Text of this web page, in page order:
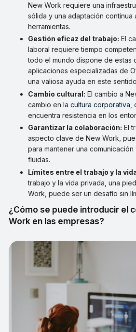
New Work requiere una
sólida y una adaptación continua
herramientas.
Gestión eficaz del trabajo: El
laboral requiere tiempo
todo el mundo dispone de estas
aplicaciones especializadas de
una valiosa ayuda en este
Cambio cultural: El cambio a
cambio en la cultura corporativa
encuentra resistencia en los
Garantizar la colaboración: El
aspecto clave de New Work,
para mantener una
fluidas.
Límites entre el trabajo y la
trabajo y la vida privada, una
Work, puede ser un desafío sin
¿Cómo se puede introducir el concepto New
Work en las empresas?